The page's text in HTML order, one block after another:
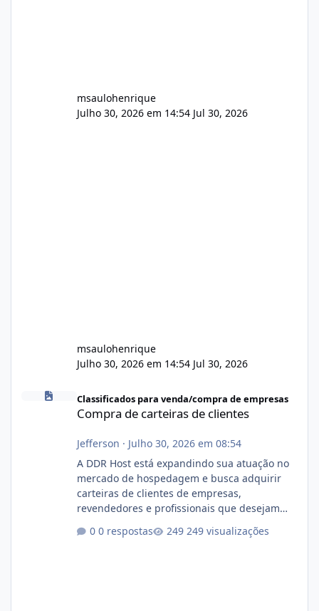
msaulohenrique
Julho 30, 2026 em 14:54 Jul 30, 2026
msaulohenrique
Julho 30, 2026 em 14:54 Jul 30, 2026
Compra de carteiras de clientes
Classificados para venda/compra de empresas
Compra de carteiras de clientes
Jefferson · Julho 30, 2026 em 08:54
A DDR Host está expandindo sua atuação no
mercado de hospedagem e busca adquirir
carteiras de clientes de empresas,
revendedores e profissionais que desejam
operação. Se você possui clientes ativos de
0 respostas 249 visualizações